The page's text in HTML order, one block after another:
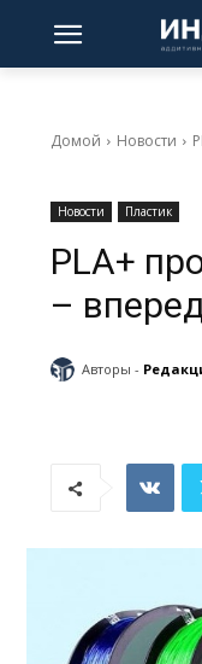
Домой Новости
Новости Пластик
PLA+
–
Авторы -